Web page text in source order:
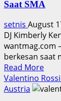
Abu
Saat SMA
setnis August
DJ Kimberly
wantmag.com
berkesan saat
Read MoreRead
Valentino
Austria